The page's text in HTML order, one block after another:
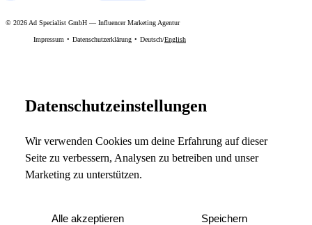
© 2026 Ad Specialist GmbH — Influencer Marketing Agentur
Impressum Datenschutzerklärung Deutsch/English
Datenschutzeinstellungen
Wir verwenden Cookies um deine Erfahrung auf dieser
Seite zu verbessern, Analysen zu betreiben und unser
Marketing zu unterstützen.
Alle akzeptieren Speichern